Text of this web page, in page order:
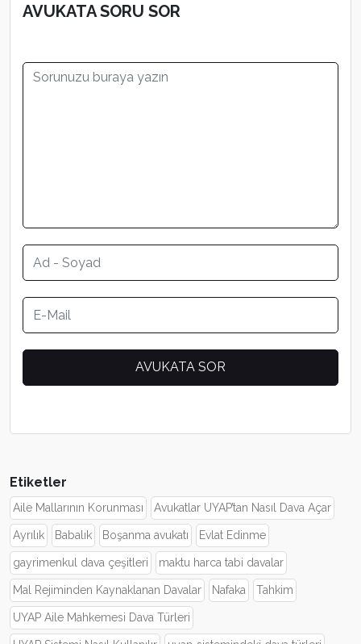
AVUKATA SORU SOR
Etiketler
Aile Mallarının Korunması Avukatlar UYAP’tan Nasıl Dava Açar
Ayrılık Babalık Boşanma avukatı Evlat Edinme
gayrimenkul dava çeşitleri maktu harca tabi davalar
Mal Rejiminden Kaynaklanan Davalar Nafaka Tahkim
UYAP Aile Mahkemesi Dava Türleri